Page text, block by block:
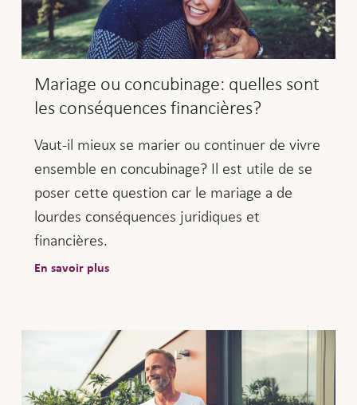
Mariage ou concubinage: quelles sont
les conséquences financières?
Vaut-il mieux se marier ou continuer de vivre
ensemble en concubinage? Il est utile de se
poser cette question car le mariage a de
lourdes conséquences juridiques et
financières.
En savoir plus